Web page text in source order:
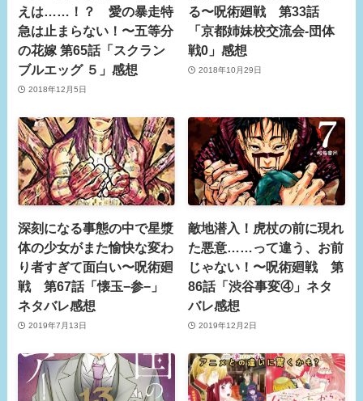
えは……！？ 愛の暴走特
急は止まらない！〜五等分
の花嫁 第65話「スクラン
ブルエッグ ５」感想
2018年12月5日
る〜呪術廻戦 第33話
「京都姉妹校交流会-団体
戦0」感想
2018年10月29日
深刻になる事態の中で星漿
体の少女がまた愉快な変わ
り者すぎて面白い〜呪術廻
戦 第67話「懐玉−参−」
ネタバレ感想
2019年7月13日
敵地潜入！虎杖の前に現れ
た悪意……って違う、お前
じゃない！〜呪術廻戦 第
86話「渋谷事変④」ネタ
バレ感想
2019年12月2日